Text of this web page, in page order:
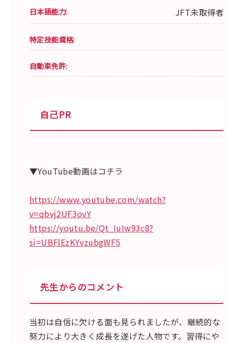
日本語能力: JFT未取得者
特定技能資格:
自動車免許:
自己PR
▼YouTube動画はコチラ
https://www.youtube.com/watch?
v=qbvj2UF3ovY
https://youtu.be/Qt_IuIw93c8?
si=UBFlEzKYvzubgWF5
先生からのコメント
当初は自信に欠ける面も見られましたが、継続的な
努力により大きく成長を遂げた人物です。習得にや